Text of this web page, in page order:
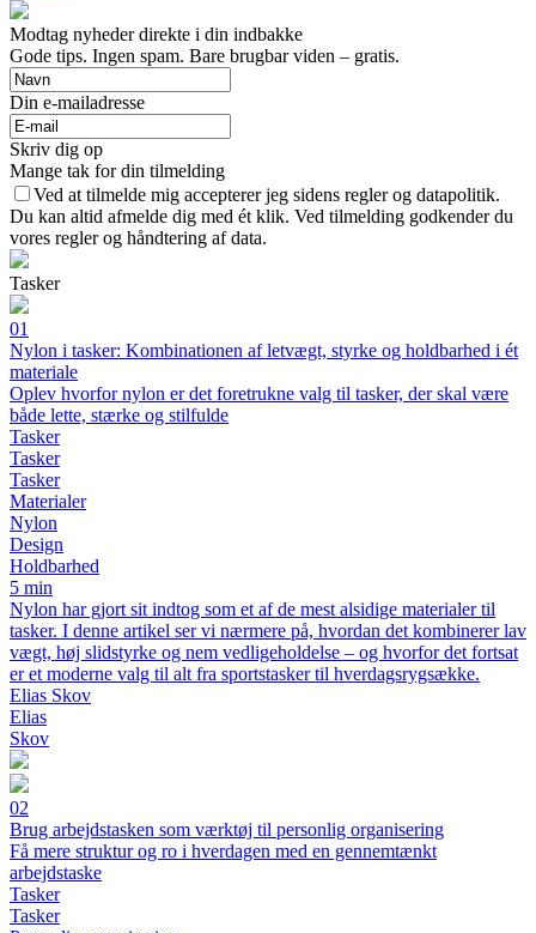
Modtag nyheder direkte i din indbakke
Gode tips. Ingen spam. Bare brugbar viden – gratis.
Din e-mailadresse
Skriv dig op
Mange tak for din tilmelding
Ved at tilmelde mig accepterer jeg sidens regler og datapolitik.
Du kan altid afmelde dig med ét klik. Ved tilmelding godkender du
vores regler og håndtering af data.
Tasker
01
Nylon i tasker: Kombinationen af letvægt, styrke og holdbarhed i ét
materiale
Oplev hvorfor nylon er det foretrukne valg til tasker, der skal være
både lette, stærke og stilfulde
Tasker
Tasker
Tasker
Materialer
Nylon
Design
Holdbarhed
5 min
Nylon har gjort sit indtog som et af de mest alsidige materialer til
tasker. I denne artikel ser vi nærmere på, hvordan det kombinerer lav
vægt, høj slidstyrke og nem vedligeholdelse – og hvorfor det fortsat
er et moderne valg til alt fra sportstasker til hverdagsrygsække.
Elias Skov
Elias
Skov
02
Brug arbejdstasken som værktøj til personlig organisering
Få mere struktur og ro i hverdagen med en gennemtænkt
arbejdstaske
Tasker
Tasker